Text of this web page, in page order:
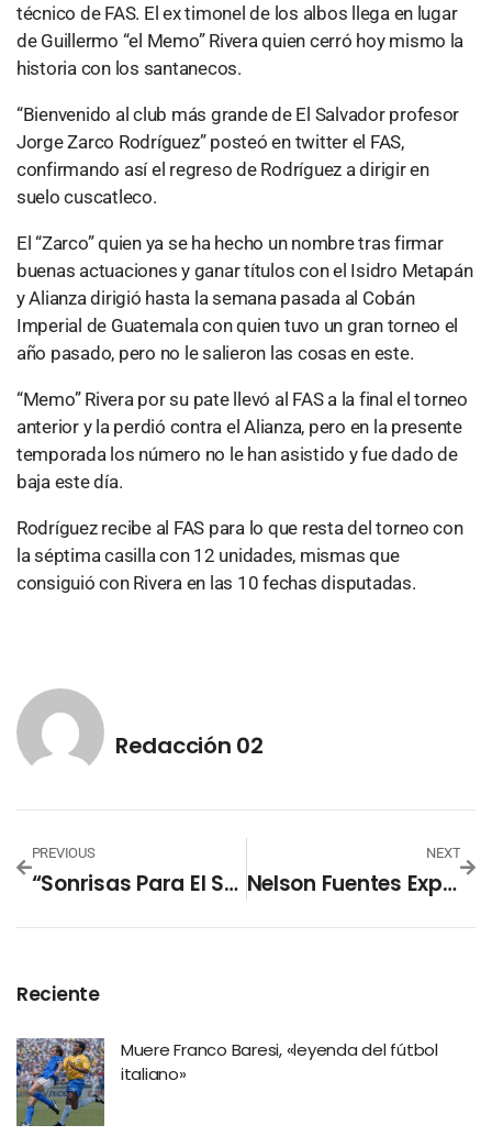
técnico de FAS. El ex timonel de los albos llega en lugar
de Guillermo “el Memo” Rivera quien cerró hoy mismo la
historia con los santanecos.
“Bienvenido al club más grande de El Salvador profesor
Jorge Zarco Rodríguez” posteó en twitter el FAS,
confirmando así el regreso de Rodríguez a dirigir en
suelo cuscatleco.
El “Zarco” quien ya se ha hecho un nombre tras firmar
buenas actuaciones y ganar títulos con el Isidro Metapán
y Alianza dirigió hasta la semana pasada al Cobán
Imperial de Guatemala con quien tuvo un gran torneo el
año pasado, pero no le salieron las cosas en este.
“Memo” Rivera por su pate llevó al FAS a la final el torneo
anterior y la perdió contra el Alianza, pero en la presente
temporada los número no le han asistido y fue dado de
baja este día.
Rodríguez recibe al FAS para lo que resta del torneo con
la séptima casilla con 12 unidades, mismas que
consiguió con Rivera en las 10 fechas disputadas.
Redacción 02
PREVIOUS
“Sonrisas Para El Salvador”
NEXT
Nelson Fuentes Expuso Detalles Del Presupuesto Para Elecciones 2021
Reciente
Muere Franco Baresi, «leyenda del fútbol
italiano»